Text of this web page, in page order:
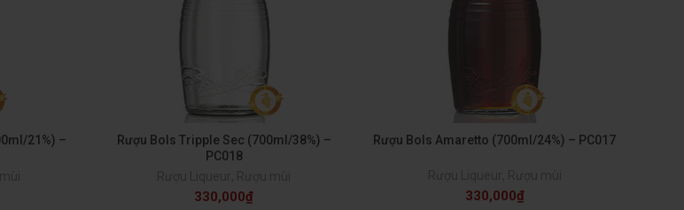
21%) –
Rượu Bols Tripple Sec (700ml/38%) –
PC018
330,000₫
Rượu Bols Amaretto (700ml/24%) – PC017
330,000₫